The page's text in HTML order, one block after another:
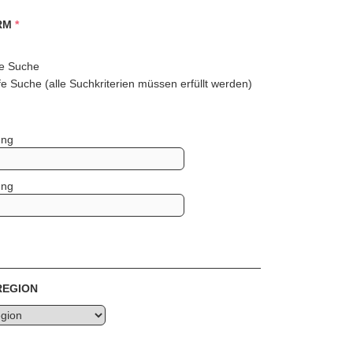
*
Suche
Suche (alle Suchkriterien müssen erfüllt werden)